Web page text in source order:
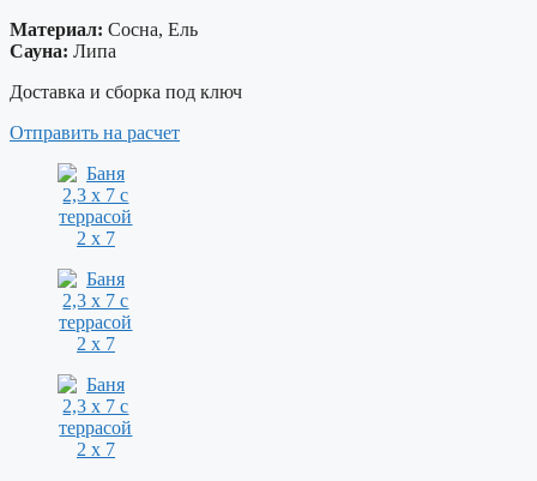
Материал: Сосна, Ель
Сауна: Липа
Доставка и сборка под ключ
Отправить на расчет